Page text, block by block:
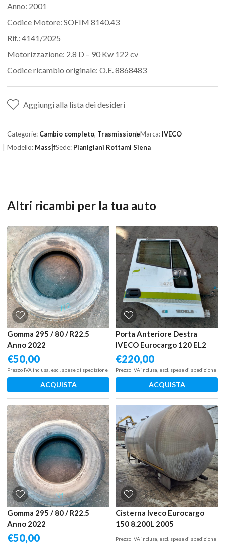
Anno: 2001
Codice Motore: SOFIM 8140.43
Rif.: 4141/2025
Motorizzazione: 2.8 D – 90 Kw 122 cv
Codice ricambio originale: O.E. 8868483
Aggiungi alla lista dei desideri
Categorie: Cambio completo, TrasmissioneMarca: IVECO
Modello: MassifSede: Pianigiani Rottami Siena
Altri ricambi per la tua auto
Gomma 295 / 80 / R22.5
Anno 2022
€50,00
Prezzo IVA inclusa, escl. spese di spedizione
ACQUISTA
Porta Anteriore Destra
IVECO Eurocargo 120 EL2
2011
€220,00
Prezzo IVA inclusa, escl. spese di spedizione
ACQUISTA
Gomma 295 / 80 / R22.5
Anno 2022
€50,00
Cisterna Iveco Eurocargo
150 8.200L 2005
Prezzo IVA inclusa, escl. spese di spedizione